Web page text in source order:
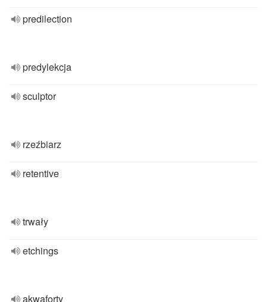
predilection
predylekcja
sculptor
rzeźbiarz
retentive
trwały
etchings
akwaforty